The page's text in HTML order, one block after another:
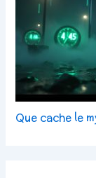
Que cache le